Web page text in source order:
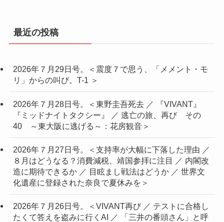
最近の投稿
2026年７月29日号。＜震度７で思う、「メメント・モ
リ」からの叫び。T-1 ＞
2026年７月28日号。＜東野圭吾死去 ／ 『VIVANT』
『ミッドナイトタクシー』 ／ 逃亡の旅、再び その
40 ～東大阪に逃げる～：花房観音＞
2026年７月27日号。＜支持率が大幅に下落した理由 ／
８月はどうなる？消費減税、靖国参拝に注目 ／ 内閣改
造に期待できるか ／ 目眩まし戦法はどうか ／ 世界文
化遺産に登録された奈良で夏休みを＞
2026年７月26日号。＜VIVANT再び ／ テストに合格し
たくて答えを盗みに行くAI ／ 「三井の番頭さん」と呼